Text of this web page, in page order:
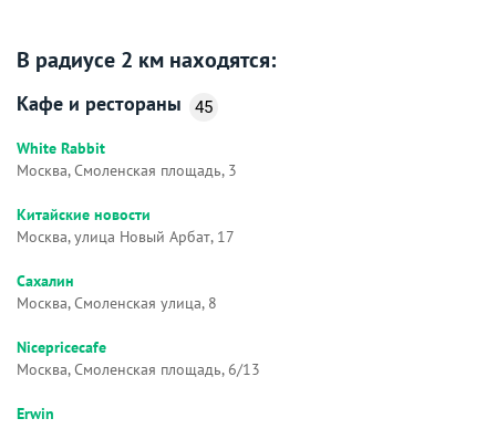
В радиусе 2 км находятся:
Кафе и рестораны 45
White Rabbit
Москва, Смоленская площадь, 3
Китайские новости
Москва, улица Новый Арбат, 17
Сахалин
Москва, Смоленская улица, 8
Nicepricecafe
Москва, Смоленская площадь, 6/13
Erwin